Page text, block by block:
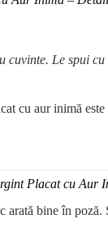
cuvinte. Le spui
cu aur inimă
Placat cu Aur
bine în poză.